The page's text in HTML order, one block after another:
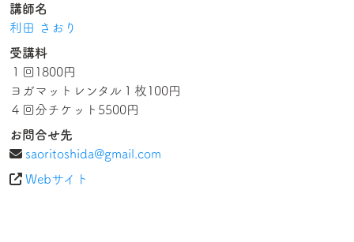
講師名
利田 さおり
受講料
１回1800円
ヨガマットレンタル１枚100円
４回分チケット5500円
お問合せ先
saoritoshida@gmail.com
Webサイト